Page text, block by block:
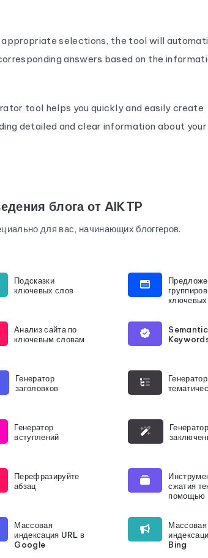
selections, the tool will
answers based on the
tool helps you quickly and easily create
detailed and clear information about
блога от AIKTP
для вас, начинающих блоггеров.
Подсказки
ключевых слов
Анализ сайта по
ключевым словам
Semantic
Генератор
заголовков
Генератор
Генератор
вступлений
Генератор
Перефразируйте
абзац
сжатия
помощью
Массовая
индексация URL в
Google
Массовая
Bing